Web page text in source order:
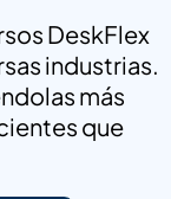
DeskFlex
industrias.
más
que